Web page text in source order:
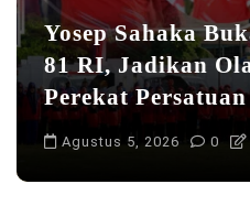
Yosep Sahaka
81 RI, Jadikan
Perekat Persatuan
Agustus 5, 2026 0